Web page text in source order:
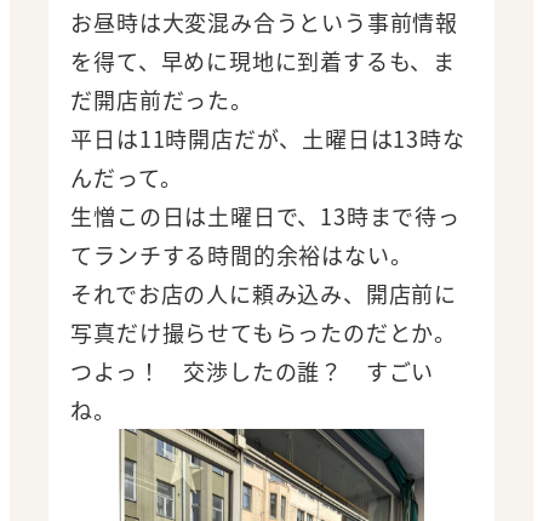
お昼時は大変混み合うという事前情報
を得て、早めに現地に到着するも、ま
だ開店前だった。
平日は11時開店だが、土曜日は13時な
んだって。
生憎この日は土曜日で、13時まで待っ
てランチする時間的余裕はない。
それでお店の人に頼み込み、開店前に
写真だけ撮らせてもらったのだとか。
つよっ！ 交渉したの誰？ すごい
ね。